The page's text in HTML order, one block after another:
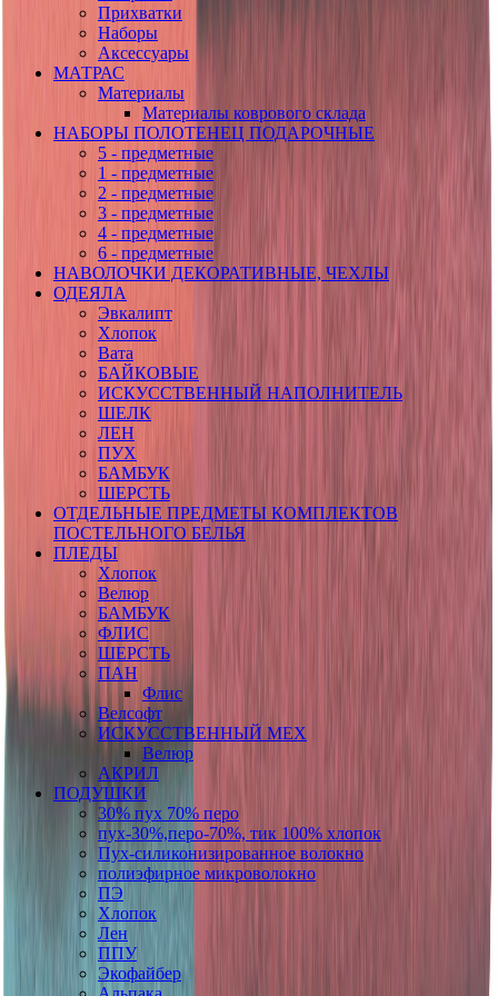
Прихватки
Наборы
Аксессуары
МАТРАС
Материалы
Материалы коврового склада
НАБОРЫ ПОЛОТЕНЕЦ ПОДАРОЧНЫЕ
5 - предметные
1 - предметные
2 - предметные
3 - предметные
4 - предметные
6 - предметные
НАВОЛОЧКИ ДЕКОРАТИВНЫЕ, ЧЕХЛЫ
ОДЕЯЛА
Эвкалипт
Хлопок
Вата
БАЙКОВЫЕ
ИСКУССТВЕННЫЙ НАПОЛНИТЕЛЬ
ШЕЛК
ЛЕН
ПУХ
БАМБУК
ШЕРСТЬ
ОТДЕЛЬНЫЕ ПРЕДМЕТЫ КОМПЛЕКТОВ
ПОСТЕЛЬНОГО БЕЛЬЯ
ПЛЕДЫ
Хлопок
Велюр
БАМБУК
ФЛИС
ШЕРСТЬ
ПАН
Флис
Велсофт
ИСКУССТВЕННЫЙ МЕХ
Велюр
АКРИЛ
ПОДУШКИ
30% пух 70% перо
пух-30%,перо-70%, тик 100% хлопок
Пух-силиконизированное волокно
полиэфирное микроволокно
ПЭ
Хлопок
Лен
ППУ
Экофайбер